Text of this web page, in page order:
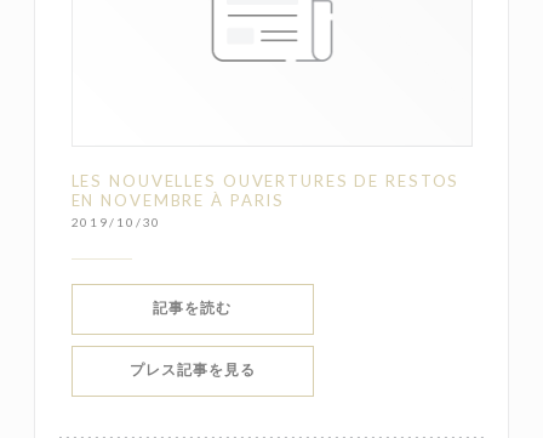
LES NOUVELLES OUVERTURES DE RESTOS
EN NOVEMBRE À PARIS
2019/10/30
記事を読む
プレス記事を見る